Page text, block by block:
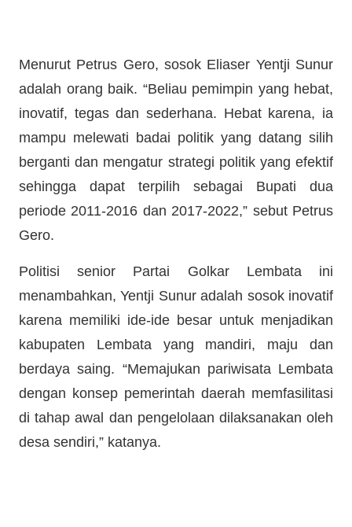
Menurut Petrus Gero, sosok Eliaser Yentji Sunur
adalah orang baik. “Beliau pemimpin yang hebat,
inovatif, tegas dan sederhana. Hebat karena, ia
mampu melewati badai politik yang datang silih
berganti dan mengatur strategi politik yang efektif
sehingga dapat terpilih sebagai Bupati dua
periode 2011-2016 dan 2017-2022,” sebut Petrus
Gero.
Politisi senior Partai Golkar Lembata ini
menambahkan, Yentji Sunur adalah sosok inovatif
karena memiliki ide-ide besar untuk menjadikan
kabupaten Lembata yang mandiri, maju dan
berdaya saing. “Memajukan pariwisata Lembata
dengan konsep pemerintah daerah memfasilitasi
di tahap awal dan pengelolaan dilaksanakan oleh
desa sendiri,” katanya.